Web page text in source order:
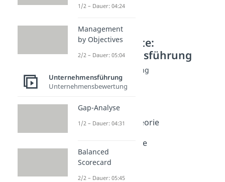
Weitere Inhalte:
Unternehmensführung
Unternehmensführung
Adverse Selektion
Dauer: 04:51
Prinzipal Agent Theorie
Economies of Scope
Dauer: 05:11
Ambiguität
Dauer: 05:58
1/2 – Dauer: 04:24
Management
by Objectives
2/2 – Dauer: 05:04
Unternehmensführung
Unternehmensbewertung
Gap-Analyse
1/2 – Dauer: 04:31
Balanced
Scorecard
2/2 – Dauer: 05:45